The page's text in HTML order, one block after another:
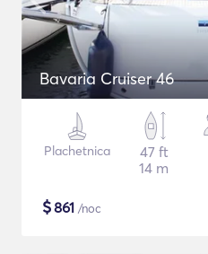
Bavaria Cruiser 46
Plachetnica
47 ft
14 m
$861 /noc